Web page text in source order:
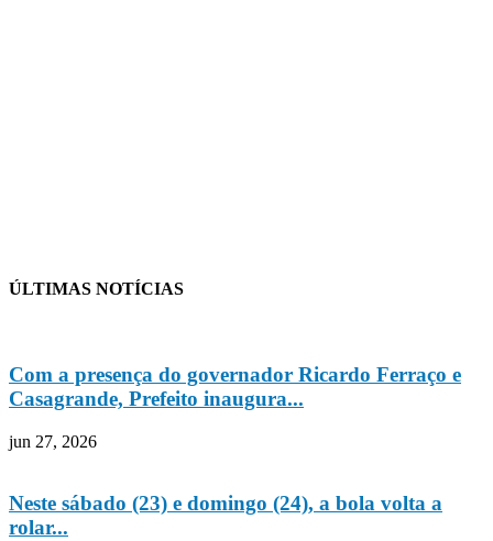
ÚLTIMAS NOTÍCIAS
Com a presença do governador Ricardo Ferraço e
Casagrande, Prefeito inaugura...
jun 27, 2026
Neste sábado (23) e domingo (24), a bola volta a
rolar...